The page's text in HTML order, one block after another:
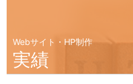
Webサイト・HP制作
実績